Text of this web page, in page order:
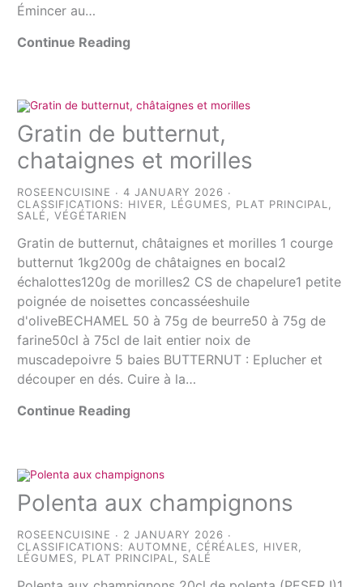
Émincer au…
Continue Reading
Gratin de butternut,
chataignes et morilles
ROSEENCUISINE
4 JANUARY 2026
CLASSIFICATIONS: HIVER LÉGUMES PLAT PRINCIPAL
SALÉ
,VÉGÉTARIEN
Gratin de butternut, châtaignes et morilles 1 courge
butternut 1kg200g de châtaignes en bocal2
échalottes120g de morilles2 CS de chapelure1 petite
poignée de noisettes concasséeshuile
d'oliveBECHAMEL 50 à 75g de beurre50 à 75g de
farine50cl à 75cl de lait entier noix de
muscadepoivre 5 baies BUTTERNUT : Eplucher et
découper en dés. Cuire à la…
Continue Reading
Polenta aux champignons
ROSEENCUISINE
2 JANUARY 2026
CLASSIFICATIONS: AUTOMNE ,CÉRÉALES HIVER
LÉGUMES
PLAT PRINCIPAL SALÉ